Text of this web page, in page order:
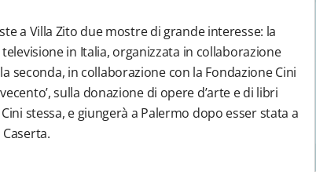
a Villa Zito due mostre di grande interesse: la
in Italia, organizzata in collaborazione
seconda, in collaborazione con la Fondazione Cini
sulla donazione di opere d’arte e di libri
stessa, e giungerà a Palermo dopo esser stata a